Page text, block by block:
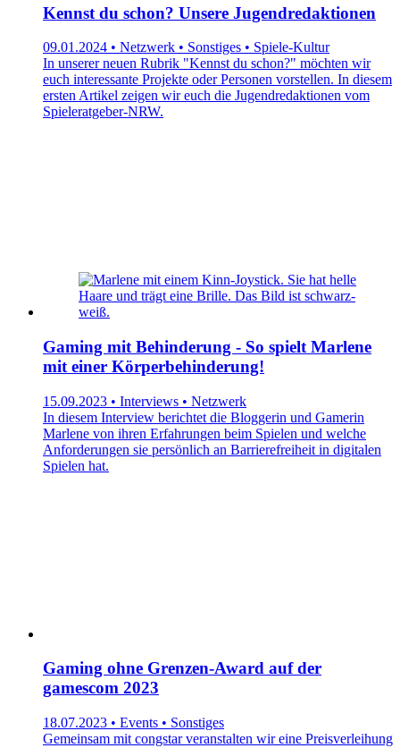
Kennst du schon? Unsere Jugendredaktionen
09.01.2024 • Netzwerk • Sonstiges • Spiele-Kultur
In unserer neuen Rubrik "Kennst du schon?" möchten wir
euch interessante Projekte oder Personen vorstellen. In diesem
ersten Artikel zeigen wir euch die Jugendredaktionen vom
Spieleratgeber-NRW.
Gaming mit Behinderung - So spielt Marlene
mit einer Körperbehinderung!
15.09.2023 • Interviews • Netzwerk
In diesem Interview berichtet die Bloggerin und Gamerin
Marlene von ihren Erfahrungen beim Spielen und welche
Anforderungen sie persönlich an Barrierefreiheit in digitalen
Spielen hat.
Gaming ohne Grenzen-Award auf der
gamescom 2023
18.07.2023 • Events • Sonstiges
Gemeinsam mit congstar veranstalten wir eine Preisverleihung